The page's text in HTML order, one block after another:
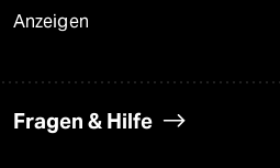
Anzeigen
Fragen & Hilfe